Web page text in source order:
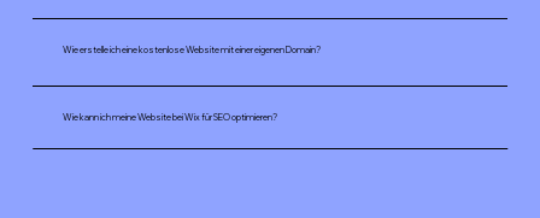
Wie erstelle ich eine kostenlose Website mit einer eigenen Domain?
Wie kann ich meine Website bei Wix für SEO optimieren?